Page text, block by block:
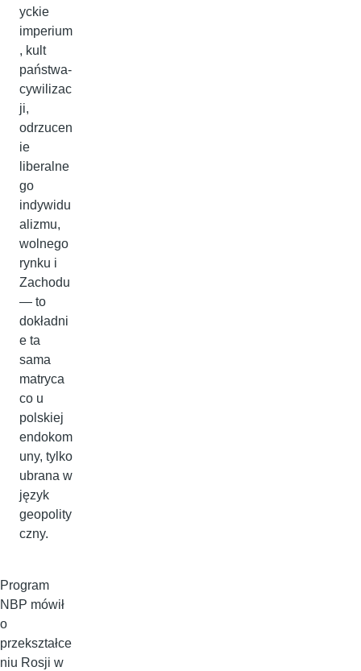
yckie
imperium
, kult
państwa-
cywilizac
ji,
odrzucen
ie
liberalne
go
indywidu
alizmu,
wolnego
rynku i
Zachodu
— to
dokładni
e ta
sama
matryca
co u
polskiej
endokom
uny, tylko
ubrana w
język
geopolity
czny.
Program
NBP mówił
o
przekształce
niu Rosji w